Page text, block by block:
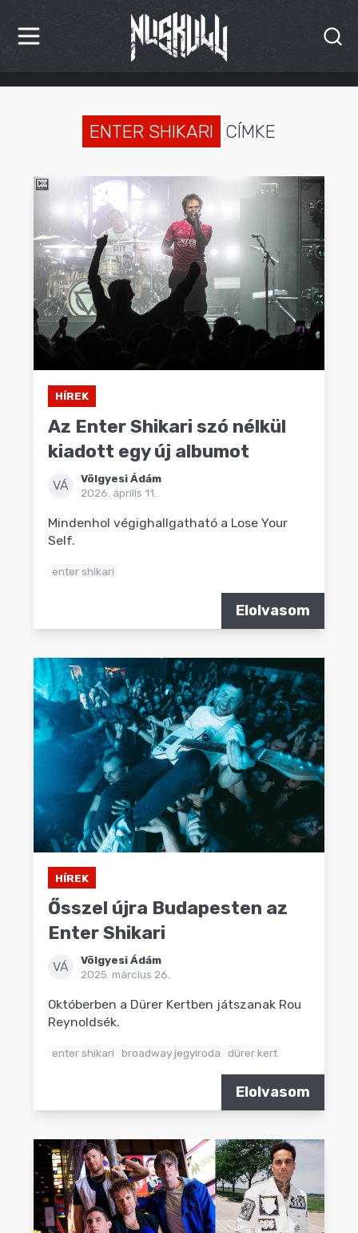
HÍREK
INTERJÚK
PREMIEREK
KULT
MÁSVILÁG
BLOG
ENTER SHIKARI CÍMKE
HÍREK
Az Enter Shikari szó nélkül
kiadott egy új albumot
VÁ
Völgyesi Ádám
2026. április 11.
Mindenhol végighallgatható a Lose Your
Self.
enter shikari
Elolvasom
HÍREK
Ősszel újra Budapesten az
Enter Shikari
VÁ
Völgyesi Ádám
2025. március 26.
Októberben a Dürer Kertben játszanak Rou
Reynoldsék.
enter shikari broadway jegyiroda dürer kert
Elolvasom